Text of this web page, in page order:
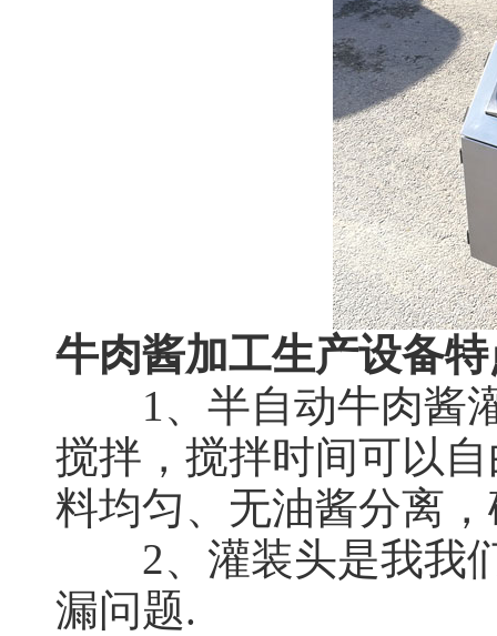
牛肉酱加工生产设备
1、半自动牛肉酱灌
搅拌，搅拌时间可以
料均匀、无油酱分离
2、灌装头是我我们
漏问题.